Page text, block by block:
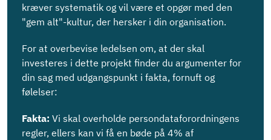
kræver systematik og vil være et opgør med den
"gem alt"-kultur, der hersker i din organisation.
For at overbevise ledelsen om, at der skal
investeres i dette projekt finder du argumenter for
din sag med udgangspunkt i fakta, fornuft og
følelser:
Fakta: Vi skal overholde persondataforordningens
regler, ellers kan vi få en bøde på 4% af